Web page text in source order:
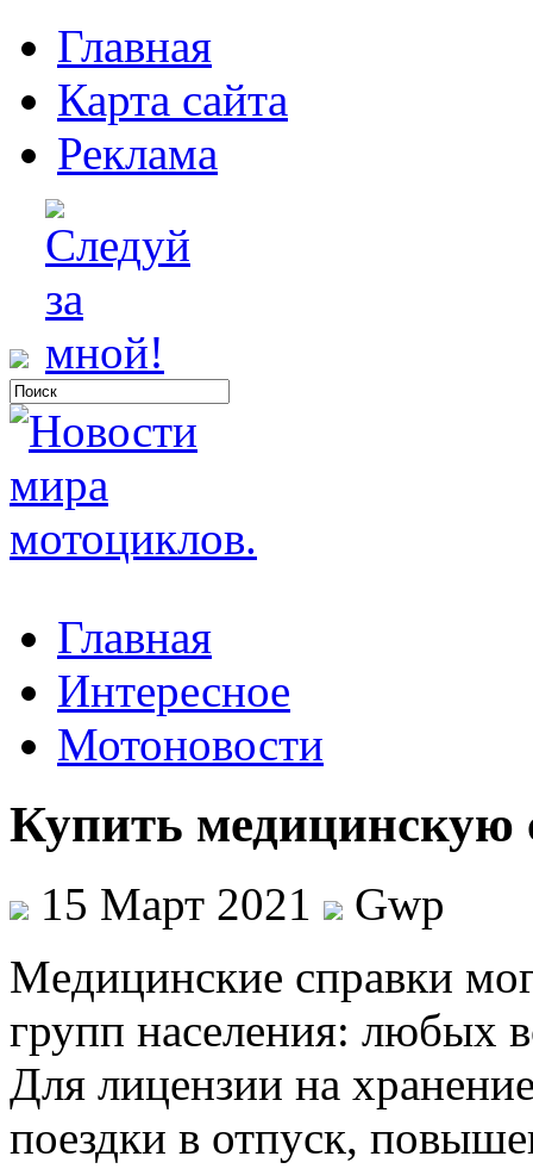
Главная
Карта сайта
Реклама
Главная
Интересное
Мотоновости
Купить медицинскую
15 Март 2021
Gwp
Мeдицинскиe спрaвки
групп населения: любых
Для лицензии на
поездки в отпуск,